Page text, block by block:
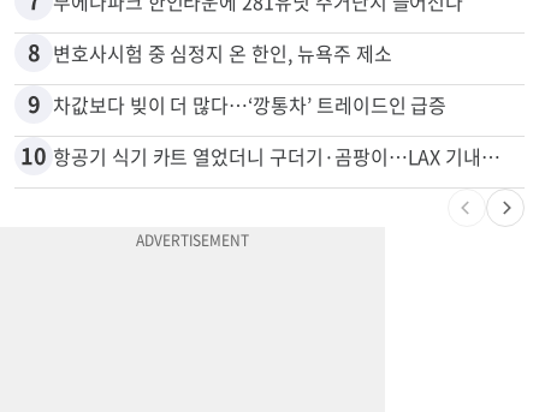
6 '14년째 도피' 한인 간호사 공개 수배…메디케어 사기 유죄
7 부에나파크 한인타운에 281유닛 주거단지 들어선다
8 변호사시험 중 심정지 온 한인, 뉴욕주 제소
9 차값보다 빚이 더 많다…‘깡통차’ 트레이드인 급증
항공기 식기 카트 열었더니 구더기·곰팡이…LAX 기내식 업체 논란